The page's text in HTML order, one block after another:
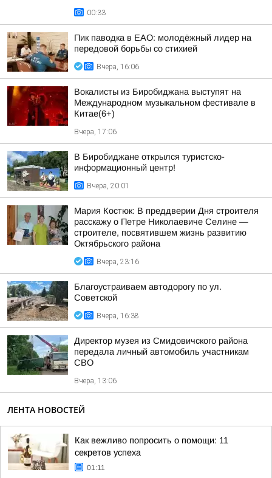
00:33
Пик паводка в ЕАО: молодёжный лидер на
передовой борьбы со стихией
Вчера, 16:06
Вокалисты из Биробиджана выступят на
Международном музыкальном фестивале в
Китае(6+)
Вчера, 17:06
В Биробиджане открылся туристско-
информационный центр!
Вчера, 20:01
Мария Костюк: В преддверии Дня строителя
расскажу о Петре Николаевиче Селине —
строителе, посвятившем жизнь развитию
Октябрьского района
Вчера, 23:16
Благоустраиваем автодорогу по ул.
Советской
Вчера, 16:38
Директор музея из Смидовичского района
передала личный автомобиль участникам
СВО
Вчера, 13:06
ЛЕНТА НОВОСТЕЙ
Как вежливо попросить о помощи: 11
секретов успеха
01:11